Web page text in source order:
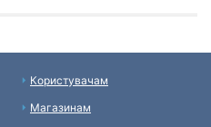
Користувачам
Магазинам